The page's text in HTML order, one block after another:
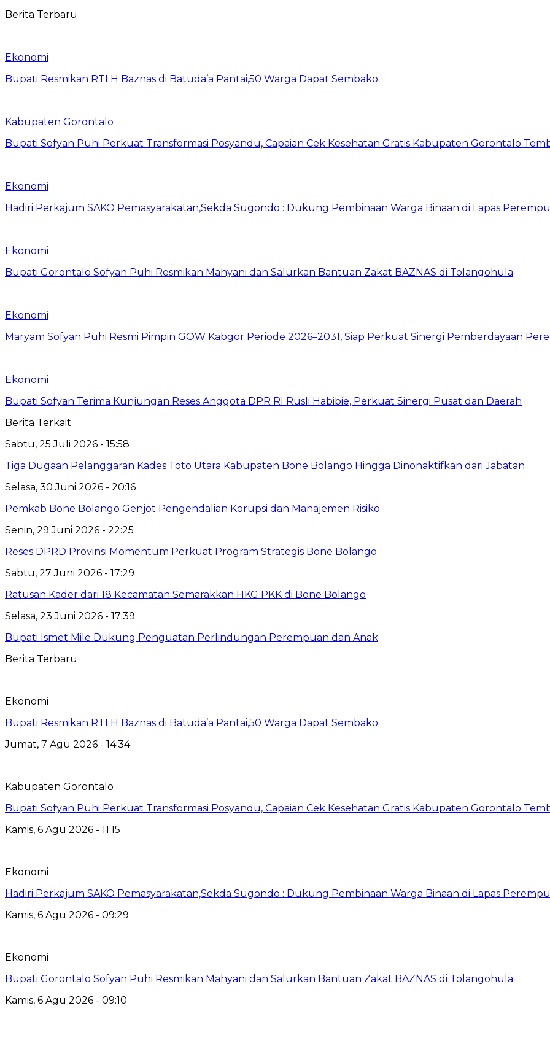
Berita Terbaru
Ekonomi
Bupati Resmikan RTLH Baznas di Batuda’a Pantai,50 Warga Dapat Sembako
Kabupaten Gorontalo
Bupati Sofyan Puhi Perkuat Transformasi Posyandu, Capaian Cek Kesehatan Gratis Kabupaten Gorontalo
Ekonomi
Hadiri Perkajum SAKO Pemasyarakatan,Sekda Sugondo : Dukung Pembinaan Warga Binaan di Lapas
Ekonomi
Bupati Gorontalo Sofyan Puhi Resmikan Mahyani dan Salurkan Bantuan Zakat BAZNAS di Tolangohula
Ekonomi
Maryam Sofyan Puhi Resmi Pimpin GOW Kabgor Periode 2026–2031, Siap Perkuat Sinergi Pemberdayaan
Ekonomi
Bupati Sofyan Terima Kunjungan Reses Anggota DPR RI Rusli Habibie, Perkuat Sinergi Pusat dan Daerah
Berita Terkait
Sabtu, 25 Juli 2026 - 15:58
Tiga Dugaan Pelanggaran Kades Toto Utara Kabupaten Bone Bolango Hingga Dinonaktifkan dari Jabatan
Selasa, 30 Juni 2026 - 20:16
Pemkab Bone Bolango Genjot Pengendalian Korupsi dan Manajemen Risiko
Senin, 29 Juni 2026 - 22:25
Reses DPRD Provinsi Momentum Perkuat Program Strategis Bone Bolango
Sabtu, 27 Juni 2026 - 17:29
Ratusan Kader dari 18 Kecamatan Semarakkan HKG PKK di Bone Bolango
Selasa, 23 Juni 2026 - 17:39
Bupati Ismet Mile Dukung Penguatan Perlindungan Perempuan dan Anak
Berita Terbaru
Ekonomi
Bupati Resmikan RTLH Baznas di Batuda’a Pantai,50 Warga Dapat Sembako
Jumat, 7 Agu 2026 - 14:34
Kabupaten Gorontalo
Bupati Sofyan Puhi Perkuat Transformasi Posyandu, Capaian Cek Kesehatan Gratis Kabupaten Gorontalo
Kamis, 6 Agu 2026 - 11:15
Ekonomi
Hadiri Perkajum SAKO Pemasyarakatan,Sekda Sugondo : Dukung Pembinaan Warga Binaan di Lapas
Kamis, 6 Agu 2026 - 09:29
Ekonomi
Bupati Gorontalo Sofyan Puhi Resmikan Mahyani dan Salurkan Bantuan Zakat BAZNAS di Tolangohula
Kamis, 6 Agu 2026 - 09:10